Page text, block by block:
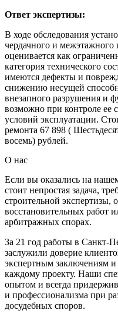
Ответ экспертизы:
В ходе обследования
чердачного и
оценивается как
категория технического
имеются дефекты и
снижению несущей
внезапного разрушения и
возможно при контроле ее
условий эксплуатации.
ремонта 67 898 (
восемь) рублей.
О нас
Если вы оказались на
стоит непростая задача,
строительной экспертизы,
восстановительных работ
арбитражных спорах.
За 21 год работы в Санкт-
заслужили доверие
экспертным заключениям
каждому проекту. Наши
опытом и всегда
и профессионализма при
досудебных споров.